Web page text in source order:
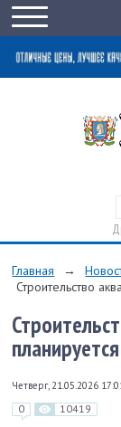
Главная →
Строительство
Четверг, 21.05.2026
0 10419